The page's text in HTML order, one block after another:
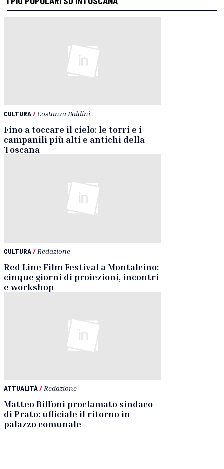
CULTURA/ Costanza Baldini
Fino a toccare il cielo: le torri e i
campanili più alti e antichi della
Toscana
CULTURA/ Redazione
Red Line Film Festival a Montalcino:
cinque giorni di proiezioni, incontri
e workshop
ATTUALITÀ/ Redazione
Matteo Biffoni proclamato sindaco
di Prato: ufficiale il ritorno in
palazzo comunale